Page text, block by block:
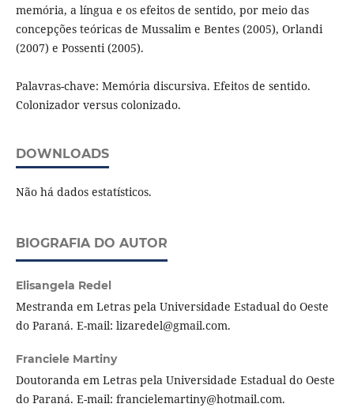
memória, a língua e os efeitos de sentido, por meio das
concepções teóricas de Mussalim e Bentes (2005), Orlandi
(2007) e Possenti (2005).
Palavras-chave: Memória discursiva. Efeitos de sentido.
Colonizador versus colonizado.
DOWNLOADS
Não há dados estatísticos.
BIOGRAFIA DO AUTOR
Elisangela Redel
Mestranda em Letras pela Universidade Estadual do Oeste
do Paraná. E-mail: lizaredel@gmail.com.
Franciele Martiny
Doutoranda em Letras pela Universidade Estadual do Oeste
do Paraná. E-mail: francielemartiny@hotmail.com.